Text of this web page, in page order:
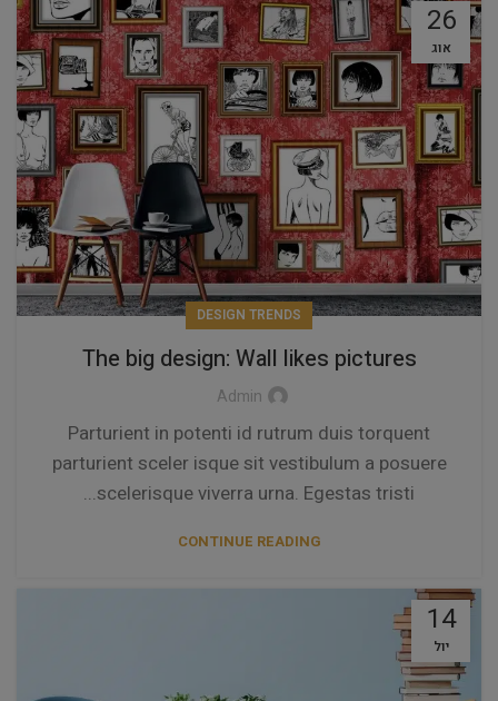
26
אוג
DESIGN TRENDS
The big design: Wall likes pictures
Admin
Parturient in potenti id rutrum duis torquent
parturient sceler isque sit vestibulum a posuere
scelerisque viverra urna. Egestas tristi...
CONTINUE READING
14
יול